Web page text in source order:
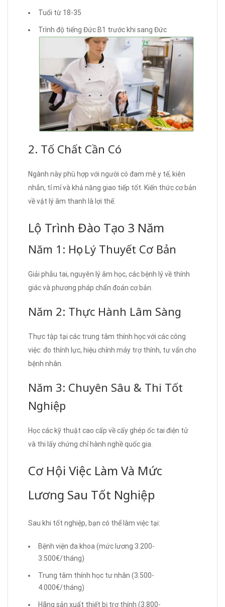
Tuổi từ 18-35
Trình độ tiếng Đức B1 trước khi sang Đức
2. Tố Chất Cần Có
Ngành này phù hợp với người có đam mê y tế, kiên
nhẫn, tỉ mỉ và khả năng giao tiếp tốt. Kiến thức cơ bản
về vật lý âm thanh là lợi thế.
Lộ Trình Đào Tạo 3 Năm
Năm 1: Học Lý Thuyết Cơ Bản
Giải phẫu tai, nguyên lý âm học, các bệnh lý về thính
giác và phương pháp chẩn đoán cơ bản.
Năm 2: Thực Hành Lâm Sàng
Thực tập tại các trung tâm thính học với các công
việc: đo thính lực, hiệu chỉnh máy trợ thính, tư vấn cho
bệnh nhân.
Năm 3: Chuyên Sâu & Thi Tốt
Nghiệp
Học các kỹ thuật cao cấp về cấy ghép ốc tai điện tử
và thi lấy chứng chỉ hành nghề quốc gia.
Cơ Hội Việc Làm Và Mức
Lương Sau Tốt Nghiệp
Sau khi tốt nghiệp, bạn có thể làm việc tại:
Bệnh viện đa khoa (mức lương 3.200-
3.500€/tháng)
Trung tâm thính học tư nhân (3.500-
4.000€/tháng)
Hãng sản xuất thiết bị trợ thính (3.800-